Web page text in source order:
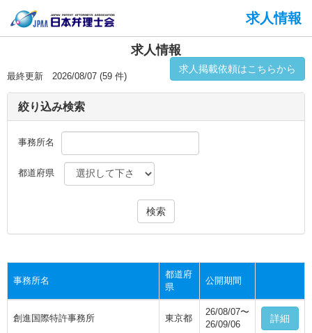
求人情報
求人情報
最終更新 2026/08/07 (59 件)
求人掲載依頼はこちらから
絞り込み検索
事務所名
都道府県
事務所名
都道府
県
公開期間
創進国際特許事務所 東京都
26/08/07〜
26/09/06
詳細